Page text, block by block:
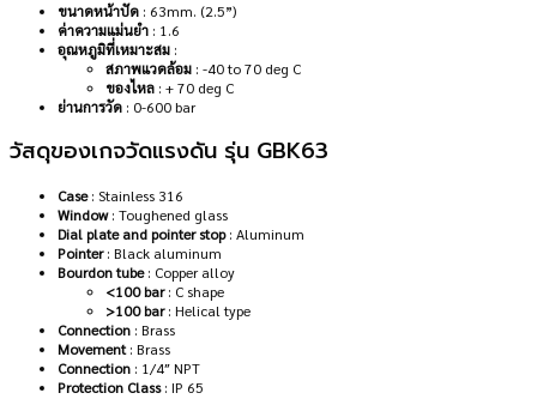
ขนาดหน้าปัด : 63mm. (2.5”)
ค่าความแม่นยำ : 1.6
อุณหภูมิที่เหมาะสม :
สภาพแวดล้อม : -40 to 70 deg C
ของไหล : + 70 deg C
ย่านการวัด : 0-600 bar
วัสดุของเกจวัดแรงดัน รุ่น GBK63
Case: Stainless 316
Window: Toughened glass
Dial plate and pointer stop: Aluminum
Pointer: Black aluminum
Bourdon tube: Copper alloy
<100 bar: C shape
>100 bar: Helical type
Connection : Brass
Movement: Brass
Connection : 1/4″ NPT
Protection Class: IP 65